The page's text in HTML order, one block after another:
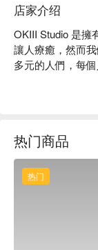
店家介绍
OKIII Studio 是擁
讓人療癒，然而
多元的人們，每
進修專業課程，
以細心、專業技
不斷、空間以多
OKIII Studio 推
热门商品
热门